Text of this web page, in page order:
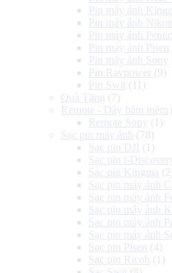
Pin máy ảnh
Pin máy ảnh Nikon
Pin máy ảnh
Pin máy ảnh Pisen
Pin máy ảnh Sony
Pin Ravpower
(9)
Pin Swit (11)
Quà Tặng (7)
Remote - Dây bấm mềm
Remote Sony (1)
Sạc pin máy ảnh
(78)
Sạc pin DJI (1)
Sạc pin i-Discovery
Sạc pin Kingma
Sạc pin máy ảnh
Sạc pin máy ảnh
Sạc pin máy ảnh
Sạc pin máy ảnh
Sạc pin máy ảnh
Sạc pin Pisen
(4)
Sạc pin Ricoh
(1)